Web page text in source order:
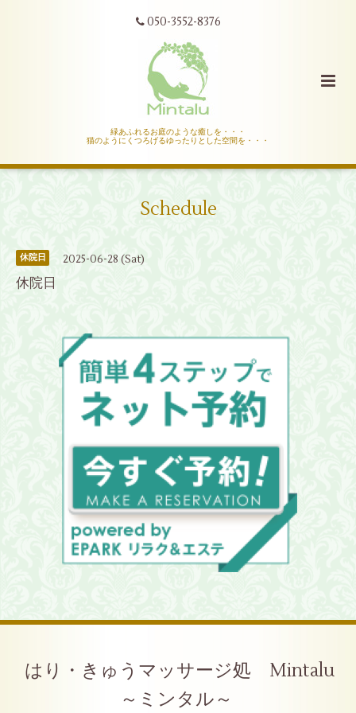
050-3552-8376
緑あふれるお庭のような癒しを・・・
猫のようにくつろげるゆったりとした空間を・・・
Schedule
休院日 2025-06-28 (Sat)
休院日
はり・きゅうマッサージ処 Mintalu
～ミンタル～